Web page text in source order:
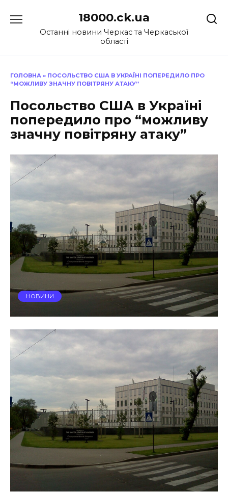
до
18000.ck.ua
Останні новини Черкас та Черкаської
області
ГОЛОВНА » ПОСОЛЬСТВО США В УКРАЇНІ ПОПЕРЕДИЛО ПРО
“МОЖЛИВУ ЗНАЧНУ ПОВІТРЯНУ АТАКУ”
Посольство США в Україні
попередило про “можливу
значну повітряну атаку”
НОВИНИ